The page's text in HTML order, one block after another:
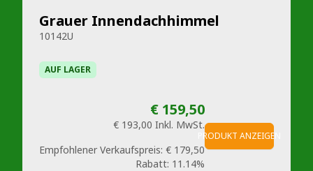
Grauer Innendachhimmel
10142U
AUF LAGER
€ 159,50
€ 193,00 Inkl. MwSt.
Empfohlener Verkaufspreis: € 179,50
Rabatt: 11.14%
PRODUKT ANZEIGEN